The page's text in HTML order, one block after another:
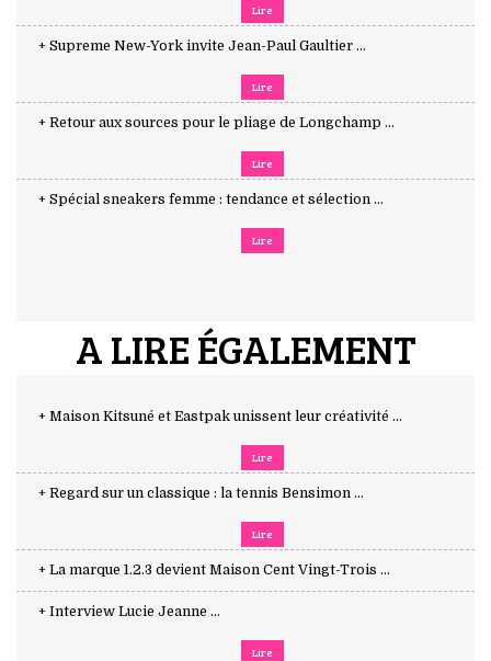
Lire
+ Supreme New-York invite Jean-Paul Gaultier ...
Lire
+ Retour aux sources pour le pliage de Longchamp ...
Lire
+ Spécial sneakers femme : tendance et sélection ...
Lire
A LIRE ÉGALEMENT
+ Maison Kitsuné et Eastpak unissent leur créativité ...
Lire
+ Regard sur un classique : la tennis Bensimon ...
Lire
+ La marque 1.2.3 devient Maison Cent Vingt-Trois ...
+ Interview Lucie Jeanne ...
Lire